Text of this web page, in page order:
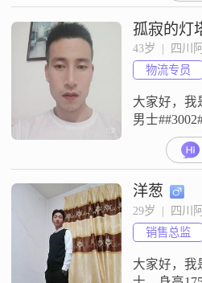
下
但温和友善
羽毛球，在
感觉特别棒
充满乐趣的
孤寂的灯
43岁  |  四川
物流专员
大家好，我
男士
工作
下，收入
3001 - 5000
在性格方面
做事情自信
的责任感，
活，都会尽
洋葱
29岁  |  四川
销售总监
大家好，我